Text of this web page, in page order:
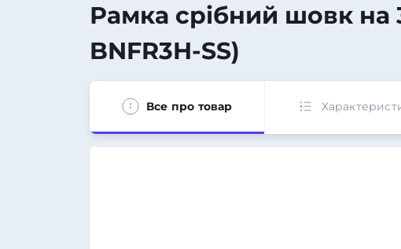
Рамка срібний шовк на
BNFR3H-SS)
Все про товар